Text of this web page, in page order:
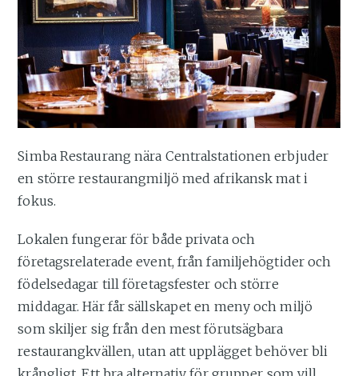
Simba Restaurang nära Centralstationen erbjuder
en större restaurangmiljö med afrikansk mat i
fokus.
Lokalen fungerar för både privata och
företagsrelaterade event, från familjehögtider och
födelsedagar till företagsfester och större
middagar. Här får sällskapet en meny och miljö
som skiljer sig från den mest förutsägbara
restaurangkvällen, utan att upplägget behöver bli